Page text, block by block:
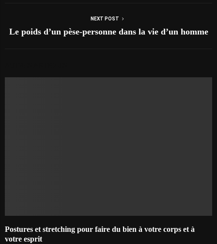
NEXT POST
Le poids d’un pèse-personne dans la vie d’un homme
Postures et stretching pour faire du bien à votre corps et à
votre esprit